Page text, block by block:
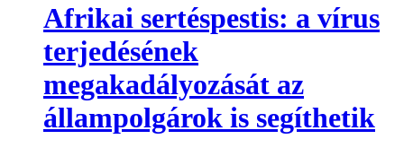
Afrikai sertéspestis: a vírus
terjedésének
megakadályozását az
állampolgárok is segíthetik